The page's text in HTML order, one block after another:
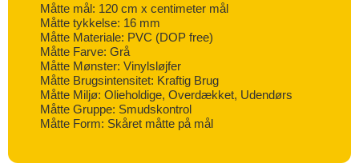
Måtte mål: 120 cm x centimeter mål
Måtte tykkelse: 16 mm
Måtte Materiale: PVC (DOP free)
Måtte Farve: Grå
Måtte Mønster: Vinylsløjfer
Måtte Brugsintensitet: Kraftig Brug
Måtte Miljø: Olieholdige, Overdækket, Udendørs
Måtte Gruppe: Smudskontrol
Måtte Form: Skåret måtte på mål